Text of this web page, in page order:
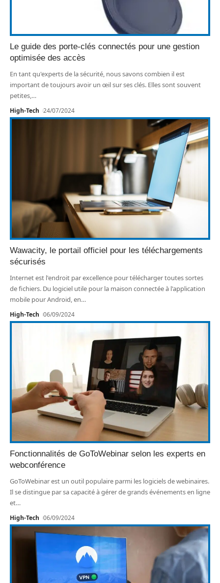
Le guide des porte-clés connectés pour une gestion
optimisée des accès
En tant qu'experts de la sécurité, nous savons combien il est
important de toujours avoir un œil sur ses clés. Elles sont souvent
petites,…
High-Tech 24/07/2024
Wawacity, le portail officiel pour les téléchargements
sécurisés
Internet est l'endroit par excellence pour télécharger toutes sortes
de fichiers. Du logiciel utile pour la maison connectée à l'application
mobile pour Android, en…
High-Tech 06/09/2024
Fonctionnalités de GoToWebinar selon les experts en
webconférence
GoToWebinar est un outil populaire parmi les logiciels de webinaires.
Il se distingue par sa capacité à gérer de grands événements en ligne
et…
High-Tech 06/09/2024